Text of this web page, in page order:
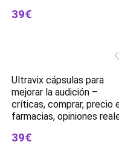
39€
Ultravix cápsulas para
mejorar la audición –
críticas, comprar, precio
farmacias, opiniones
39€